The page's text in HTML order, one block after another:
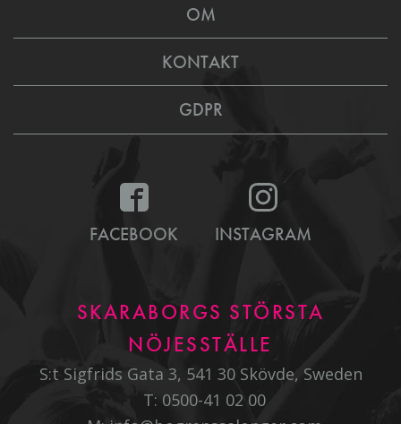
OM
KONTAKT
GDPR
FACEBOOK INSTAGRAM
SKARABORGS STÖRSTA
NÖJESSTÄLLE
S:t Sigfrids Gata 3, 541 30 Skövde, Sweden
T: 0500-41 02 00